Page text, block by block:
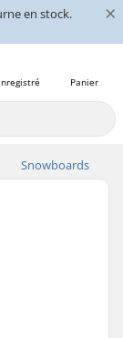
en stock.
×
Panier
Snowboards